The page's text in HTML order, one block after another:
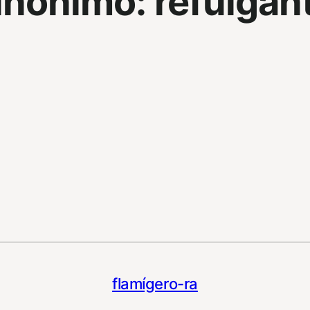
flamígero-ra